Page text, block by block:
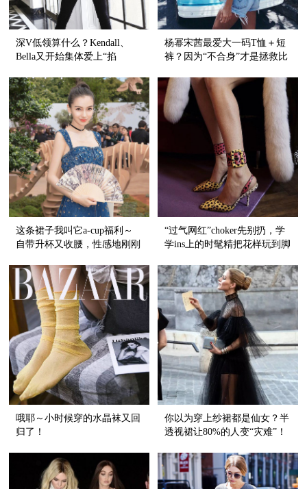
深V低领算什么？Kendall、
Bella又开始集体爱上“掐
杨幂宋茜最爱大一码T恤＋短
裤？因为“不合身”才是拯救比
这条裙子我叫它a-cup福利～
自带升杯又收腰，性感地刚刚
“过气网红”choker先别扔，学
学ins上的时髦精把花样玩到脚
哦耶～小时候穿的水晶袜又回
归了！
你以为穿上纱裙都是仙女？半
透视裙让80%的人变“灾难”！